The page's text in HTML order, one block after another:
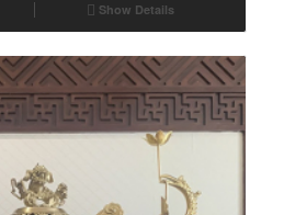
Show Details